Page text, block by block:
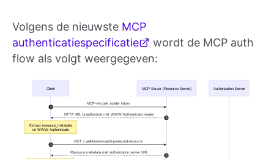
Volgens de nieuwste MCP
authenticatiespecificatie
wordt de MCP auth
flow als volgt weergegeven: